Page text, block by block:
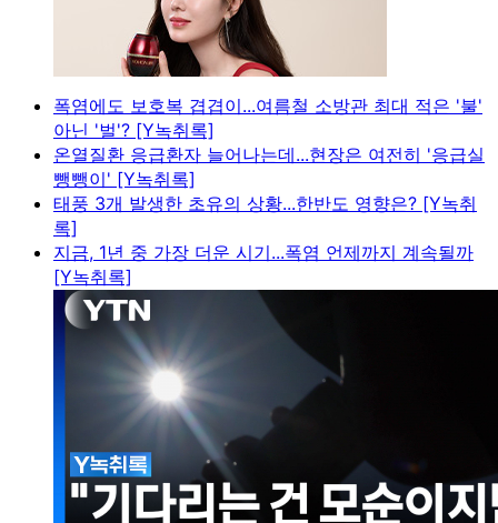
폭염에도 보호복 겹겹이...여름철 소방관 최대 적은 '불'
아닌 '벌'? [Y녹취록]
온열질환 응급환자 늘어나는데...현장은 여전히 '응급실
뺑뺑이' [Y녹취록]
태풍 3개 발생한 초유의 상황...한반도 영향은? [Y녹취
록]
지금, 1년 중 가장 더운 시기...폭염 언제까지 계속될까
[Y녹취록]